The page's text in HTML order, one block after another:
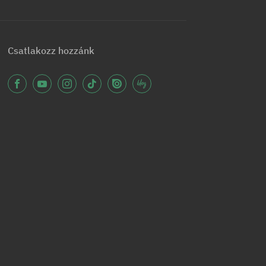
Csatlakozz hozzánk